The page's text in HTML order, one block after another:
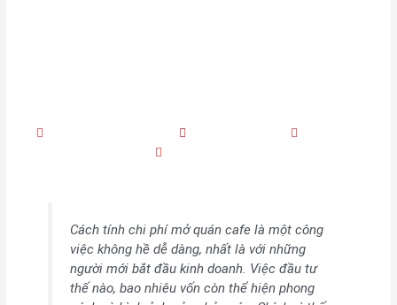
Cách tính chi phí mở quán cafe là một công
việc không hề dễ dàng, nhất là với những
người mới bắt đầu kinh doanh. Việc đầu tư
thế nào, bao nhiêu vốn còn thể hiện phong